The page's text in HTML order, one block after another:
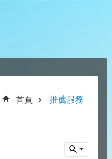
首頁 推薦服務